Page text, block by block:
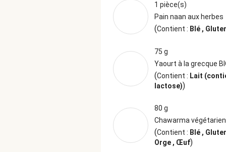
1 pièce(s)
Pain naan aux herbes
(Contient : Blé ,
75 g
Yaourt à la grecque
(Contient : Lait
lactose))
80 g
Chawarma végétarien
(Contient : Blé ,
Orge , Œuf)